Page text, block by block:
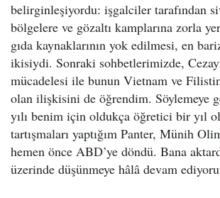
belirginleşiyordu: işgalciler tarafından
bölgelere ve gözaltı kamplarına zorla
gıda kaynaklarının yok edilmesi, en
ikisiydi. Sonraki sohbetlerimizde,
mücadelesi ile bunun Vietnam ve
olan ilişkisini de öğrendim. Söylemeye
yılı benim için oldukça öğretici bir yıl
tartışmaları yaptığım Panter, Münih
hemen önce ABD’ye döndü. Bana
üzerinde düşünmeye hâlâ devam